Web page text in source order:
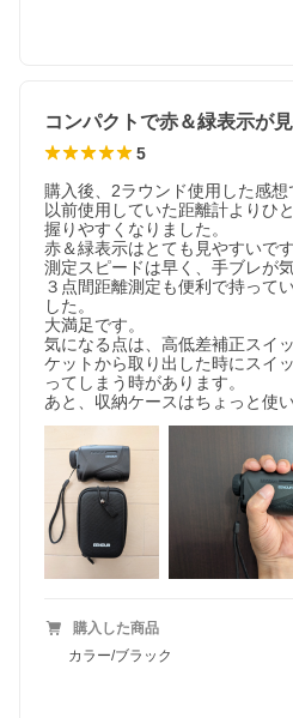
コンパクトで赤＆緑表示が見
5
購入後、2ラウンド使用した感想
以前使用していた距離計よりひ
握りやすくなりました。
赤＆緑表示はとても見やすいです
測定スピードは早く、手ブレが
３点間距離測定も便利で持って
した。
大満足です。
気になる点は、高低差補正スイ
ケットから取り出した時にスイ
ってしまう時があります。
あと、収納ケースはちょっと使
購入した商品
カラー/ブラック